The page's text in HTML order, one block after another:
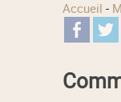
Accueil -